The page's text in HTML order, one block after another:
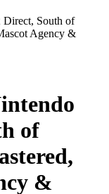
South of
Agency &
of
&